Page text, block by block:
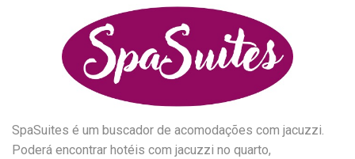
SpaSuites é um buscador de acomodações com jacuzzi.
Poderá encontrar hotéis com jacuzzi no quarto,